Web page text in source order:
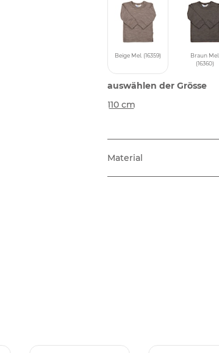
Beige Mel. (16359)
Braun Mel.
(16360)
auswählen der Grösse
110 cm
Material